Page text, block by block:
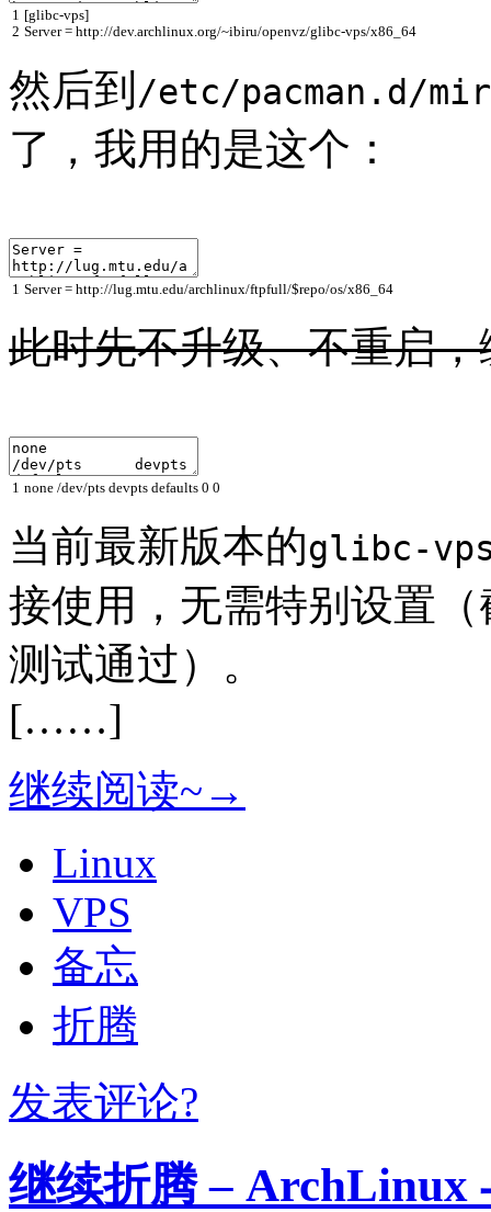
1
2
[glibc-vps]
Server = http://dev.archlinux.org/~ibiru/openvz/glibc-vps/x86_64
然后到 /etc/pacman.d/
了，我用的是这个：
1 Server = http://lug.mtu.edu/archlinux/ftpfull/$repo/os/x86_64
此时先不升级、不重启，
1 none /dev/pts devpts defaults 0 0
当前最新版本的glibc-
接使用，无需特别设置（
测试通过）。
[……]
继续阅读~→
Linux
VPS
备忘
折腾
发表评论?
继续折腾 – ArchLinux